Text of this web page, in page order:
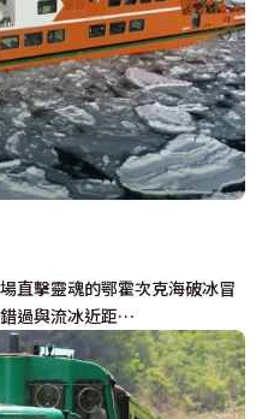
直擊靈魂的鄂霍次克海破冰冒
過與流冰近距…